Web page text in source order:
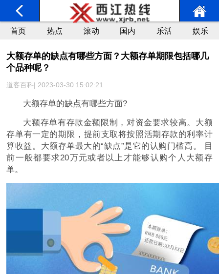
首页 热点 滚动 国内 乐活 娱乐
大额存单的缺点有哪些方面？大额存单期限包括哪几
个品种呢？
道客百科| 2023-03-30 15:02:21
大额存单的缺点有哪些方面?
大额存单有存款金额限制，对资金要求较高。大额
存单有一定的期限，提前支取将按照活期存款的利率计
算收益。大额存单最大的“缺点”是它的认购门槛高。 目
前一般都要求20万元或者以上才能够认购个人大额存
单。